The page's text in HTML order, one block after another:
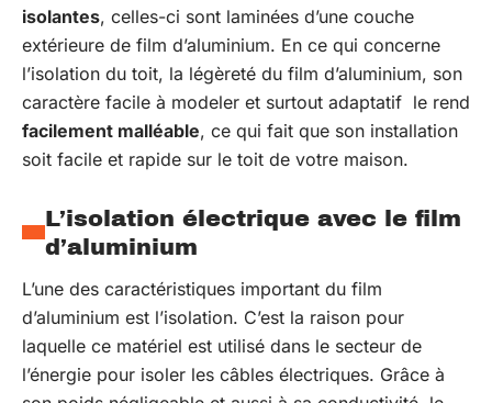
isolantes, celles-ci sont laminées d’une couche
extérieure de film d’aluminium. En ce qui concerne
l’isolation du toit, la légèreté du film d’aluminium, son
caractère facile à modeler et surtout adaptatif le rend
facilement malléable, ce qui fait que son installation
soit facile et rapide sur le toit de votre maison.
L’isolation électrique avec le film
d’aluminium
L’une des caractéristiques important du film
d’aluminium est l’isolation. C’est la raison pour
laquelle ce matériel est utilisé dans le secteur de
l’énergie pour isoler les câbles électriques. Grâce à